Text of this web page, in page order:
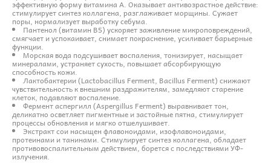
эффективную форму витамина A. Оказывает антивозрастное действие:
стимулирует синтез коллагена, разглаживает морщины. Сужает
поры, нормализует выработку себума.
Пантенол (витамин B5) ускоряет заживление микроповреждений,
смягчает и успокаивает, снимает покраснение, усиливает барьерные
функции.
Морская вода подсушивает воспаления, тонизирует, насыщает
минералами, устраняет сухость, повышает абсорбирующую
способность кожи.
Лактобактерии (Lactobacillus Ferment, Bacillus Ferment) снижают
чувствительность к внешним раздражителям, замедляют старение
клеток, подавляют воспаление.
Фермент аспергилл (Aspergillus Ferment) выравнивает тон,
деликатно осветляет пигментные и застойные пятна, стимулирует
процессы обновления и мягко отшелушивает.
Экстракт сои насыщен флавоноидами, изофлавоноидами,
протеинами и танинами. Стимулирует синтез коллагена, обладает
противовоспалительным действием, борется с последствиями УФ-
излучения.